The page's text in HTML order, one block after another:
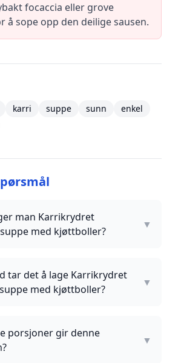
focaccia eller grove
å sope opp den deilige sausen.
karri suppe sunn
enkel
man Karrikrydret
med kjøttboller?
▼
tar det å lage Karrikrydret
med kjøttboller?
▼
porsjoner gir denne
▼